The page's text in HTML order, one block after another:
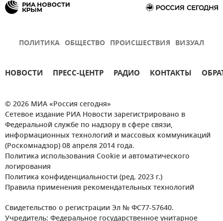
ПОЛИТИКА ОБЩЕСТВО ПРОИСШЕСТВИЯ ВИЗУАЛ
НОВОСТИ ПРЕСС-ЦЕНТР РАДИО КОНТАКТЫ
© 2026 МИА «Россия сегодня»
Сетевое издание РИА Новости зарегистрировано в
Федеральной службе по надзору в сфере связи,
информационных технологий и массовых коммуникаций
(Роскомнадзор) 08 апреля 2014 года.
Политика использования Cookie и автоматического
логирования
Политика конфиденциальности (ред. 2023 г.)
Правила применения рекомендательных технологий
Свидетельство о регистрации Эл № ФС77-57640.
Учредитель: Федеральное государственное унитарное